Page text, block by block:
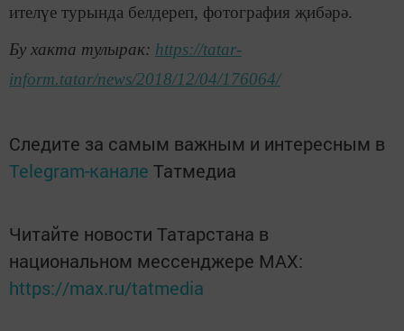
ителүе турында белдереп, фотография җибәрә.
Бу хакта тулырак: https://tatar-
inform.tatar/news/2018/12/04/176064/
Следите за самым важным и интересным в
Telegram-канале Татмедиа
Читайте новости Татарстана в
национальном мессенджере MАХ:
https://max.ru/tatmedia